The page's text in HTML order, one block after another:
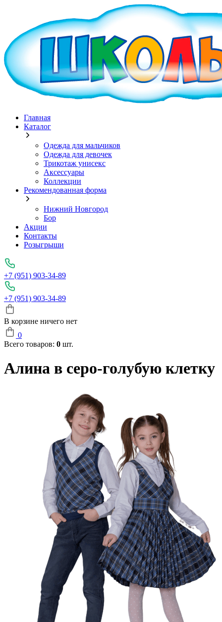
Главная
Каталог
Одежда для мальчиков
Одежда для девочек
Трикотаж унисекс
Аксессуары
Коллекции
Рекомендованная форма
Нижний Новгород
Бор
Акции
Контакты
Розыгрыши
+7 (951) 903-34-89
+7 (951) 903-34-89
В корзине ничего нет
0
Всего товаров: 0 шт.
Алина в серо-голубую клетку